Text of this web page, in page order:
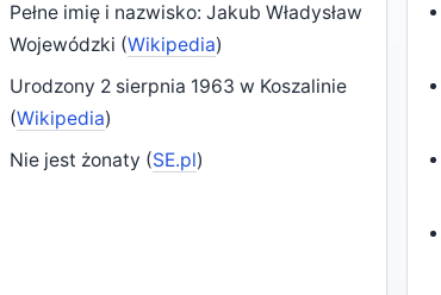
Pełne imię i nazwisko: Jakub Władysław
Wojewódzki (Wikipedia)
Urodzony 2 sierpnia 1963 w Koszalinie
(Wikipedia)
Nie jest żonaty (SE.pl)